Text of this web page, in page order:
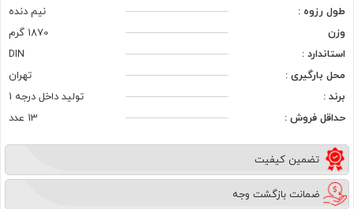
طول رزوه :
نیم دنده
وزن
1870 گرم
استاندارد :
DIN
محل بارگیری :
تهران
برند :
تولید داخل درجه 1
حداقل فروش :
13 عدد
تضمین کیفیت
ضمانت بازگشت وجه